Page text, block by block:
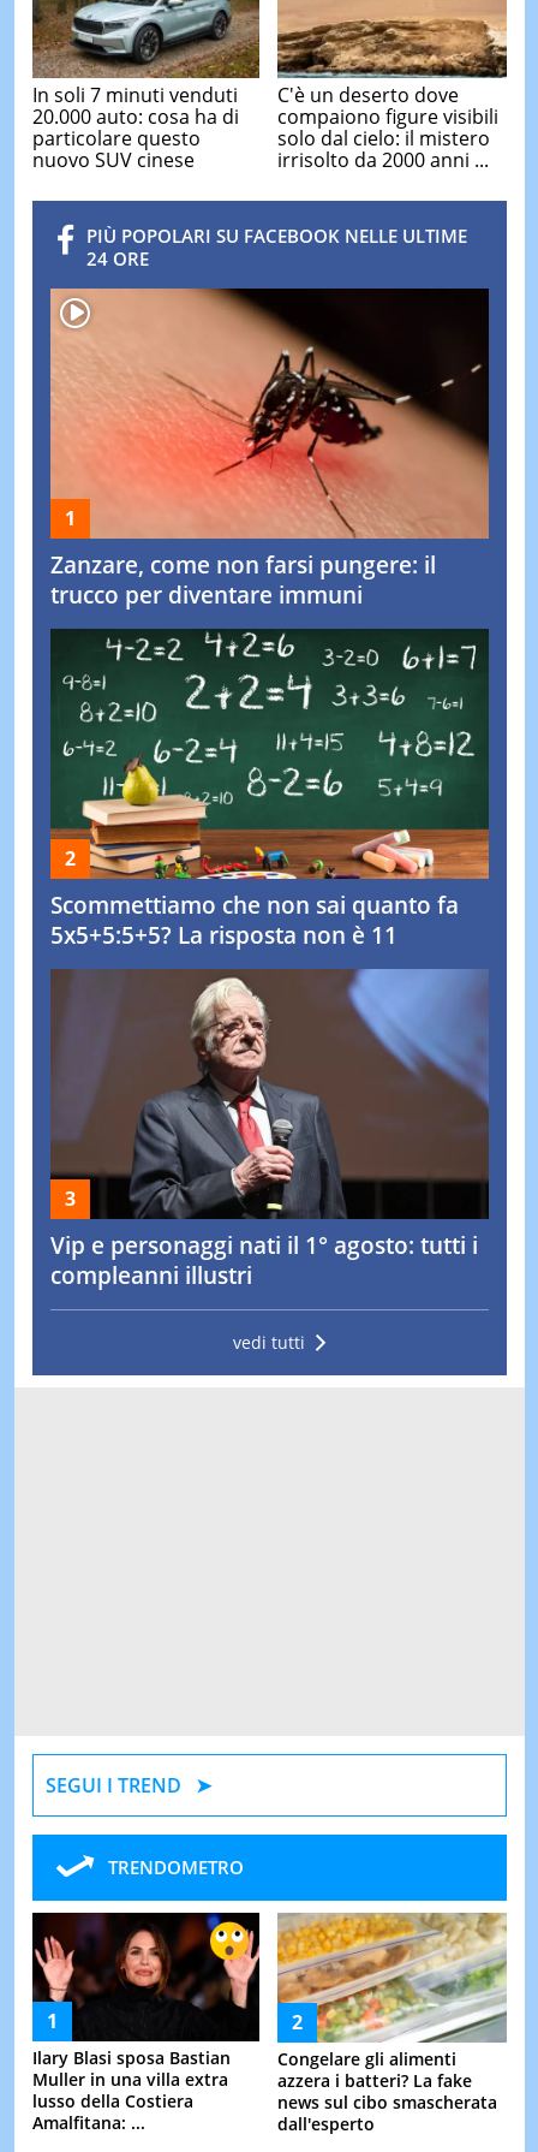
In soli 7 minuti venduti
20.000 auto: cosa ha di
particolare questo
nuovo SUV cinese
C'è un deserto dove
compaiono figure visibili
solo dal cielo: il mistero
irrisolto da 2000 anni ...
PIÙ POPOLARI SU FACEBOOK NELLE ULTIME
24 ORE
Zanzare, come non farsi pungere: il
trucco per diventare immuni
Scommettiamo che non sai quanto fa
5x5+5:5+5? La risposta non è 11
Vip e personaggi nati il 1° agosto: tutti i
compleanni illustri
vedi tutti
SEGUI I TREND
TRENDOMETRO
Ilary Blasi sposa Bastian
Muller in una villa extra
lusso della Costiera
Amalfitana: ...
Congelare gli alimenti
azzera i batteri? La fake
news sul cibo smascherata
dall'esperto